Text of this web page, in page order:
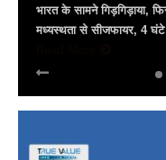
अल्बर्ट हॉल पर राज्यस्तरीय
सैलाब राज्यपाल हरिभाऊ